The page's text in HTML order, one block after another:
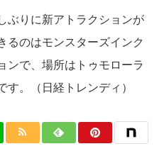
ぶりに新アトラクションが
るのはモンスターズインク
ンで、場所はトゥモローラ
す。（日経トレンディ）